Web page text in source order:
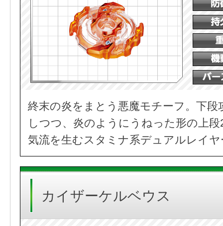
終末の炎をまとう悪魔モチーフ。下
しつつ、炎のようにうねった形の上
気流を生むスタミナ系デュアルレイヤ
カイザーケルベウス